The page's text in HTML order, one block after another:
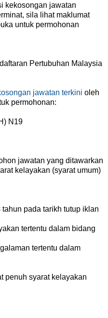
kekosongan jawatan
sila lihat maklumat
untuk permohonan
Pertubuhan Malaysia
jawatan terkini oleh
permohonan:
N19
jawatan yang ditawarkan
kelayakan (syarat umum)
pada tarikh tutup iklan
tertentu dalam bidang
tertentu dalam
penuh syarat kelayakan